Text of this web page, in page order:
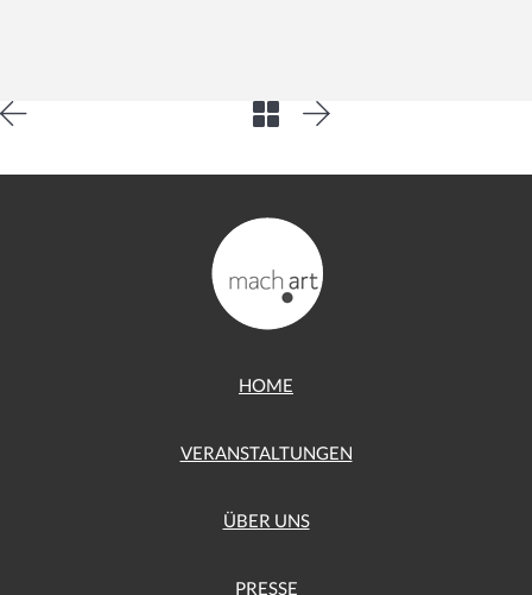
HOME
VERANSTALTUNGEN
ÜBER UNS
PRESSE